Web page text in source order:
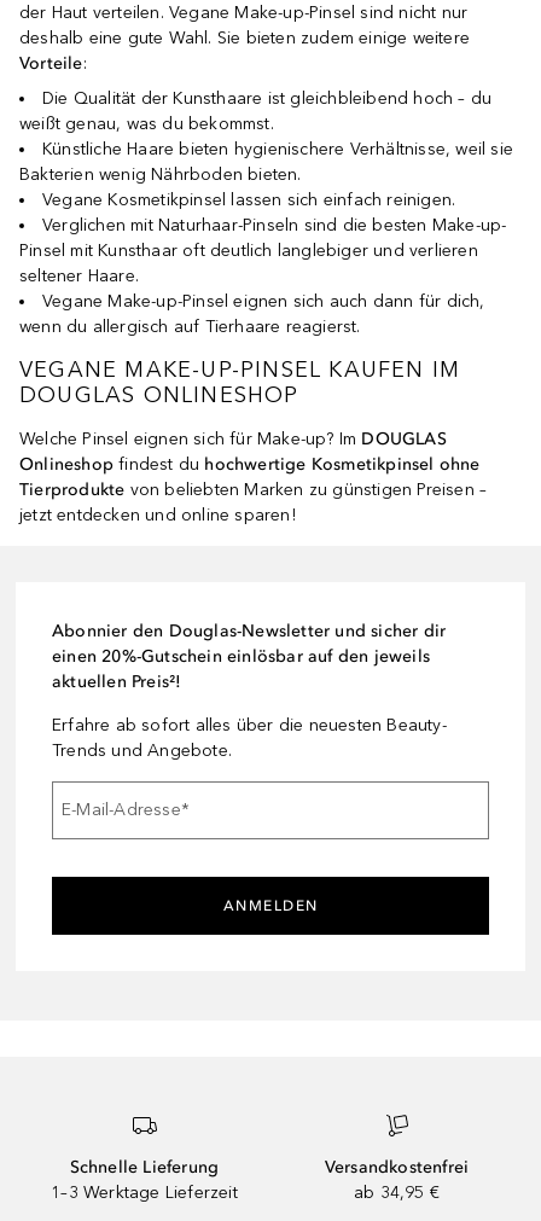
der Haut verteilen. Vegane Make-up-Pinsel sind nicht nur
deshalb eine gute Wahl. Sie bieten zudem einige weitere
Vorteile:
Die Qualität der Kunsthaare ist gleichbleibend hoch – du
weißt genau, was du bekommst.
Künstliche Haare bieten hygienischere Verhältnisse, weil sie
Bakterien wenig Nährboden bieten.
Vegane Kosmetikpinsel lassen sich einfach reinigen.
Verglichen mit Naturhaar-Pinseln sind die besten Make-up-
Pinsel mit Kunsthaar oft deutlich langlebiger und verlieren
seltener Haare.
Vegane Make-up-Pinsel eignen sich auch dann für dich,
wenn du allergisch auf Tierhaare reagierst.
VEGANE MAKE-UP-PINSEL KAUFEN IM
DOUGLAS ONLINESHOP
Welche Pinsel eignen sich für Make-up? Im DOUGLAS
Onlineshop findest du hochwertige Kosmetikpinsel ohne
Tierprodukte von beliebten Marken zu günstigen Preisen –
jetzt entdecken und online sparen!
Abonnier den Douglas-Newsletter und sicher dir
einen 20%-Gutschein einlösbar auf den jeweils
aktuellen Preis²!
Erfahre ab sofort alles über die neuesten Beauty-
Trends und Angebote.
E-Mail-Adresse*
ANMELDEN
Schnelle Lieferung
1–3 Werktage Lieferzeit
Versandkostenfrei
ab 34,95 €